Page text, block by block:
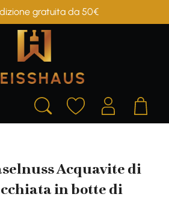
gratuita da 50€
Acquavite di
in botte di